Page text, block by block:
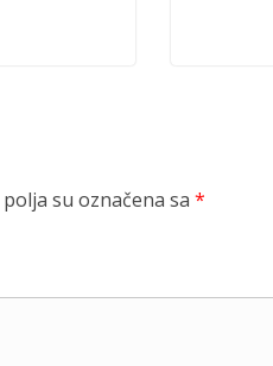
su označena sa *